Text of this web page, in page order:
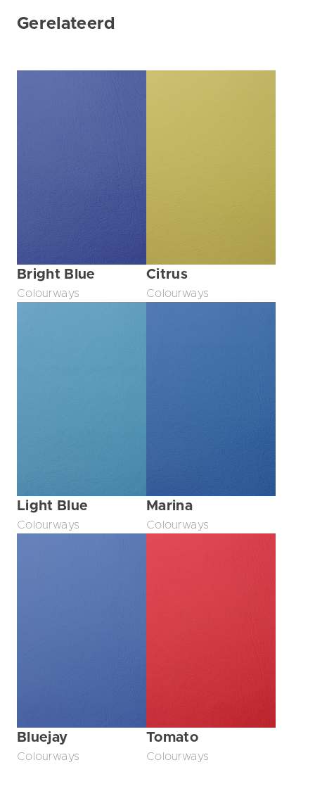
Gerelateerd
Bright Blue
Colourways
Citrus
Colourways
Light Blue
Colourways
Marina
Colourways
Bluejay
Colourways
Tomato
Colourways